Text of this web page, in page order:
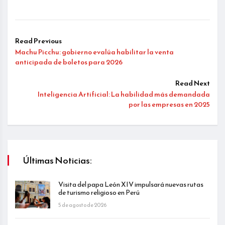
Read Previous
Machu Picchu: gobierno evalúa habilitar la venta
anticipada de boletos para 2026
Read Next
Inteligencia Artificial: La habilidad más demandada
por las empresas en 2025
Últimas Noticias:
Visita del papa León XIV impulsará nuevas rutas
de turismo religioso en Perú
5 de agosto de 2026